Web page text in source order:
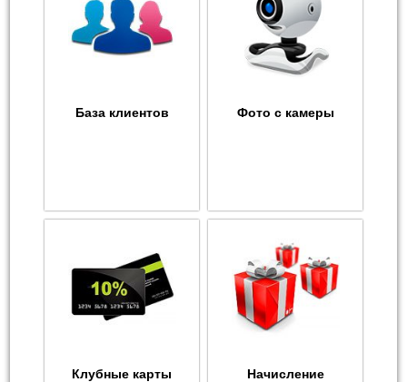
База клиентов Фото с камеры
Клубные карты
Начисление